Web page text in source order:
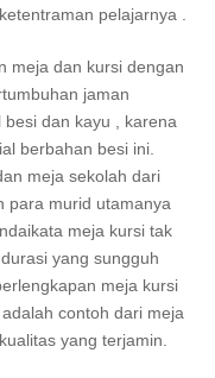
pelajarnya .
meja dan kursi dengan
jaman
dan kayu , karena
berbahan besi ini.
meja sekolah dari
para murid utamanya
meja kursi tak
yang sungguh
meja kursi
contoh dari meja
yang terjamin.